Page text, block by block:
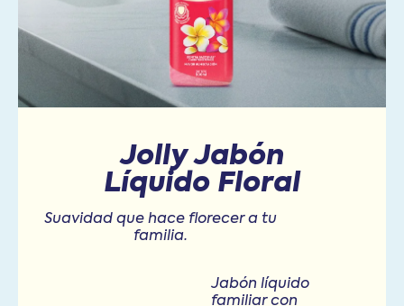
Jolly Jabón
Líquido Floral
Suavidad que hace florecer a tu
familia.
Jabón líquido
familiar con